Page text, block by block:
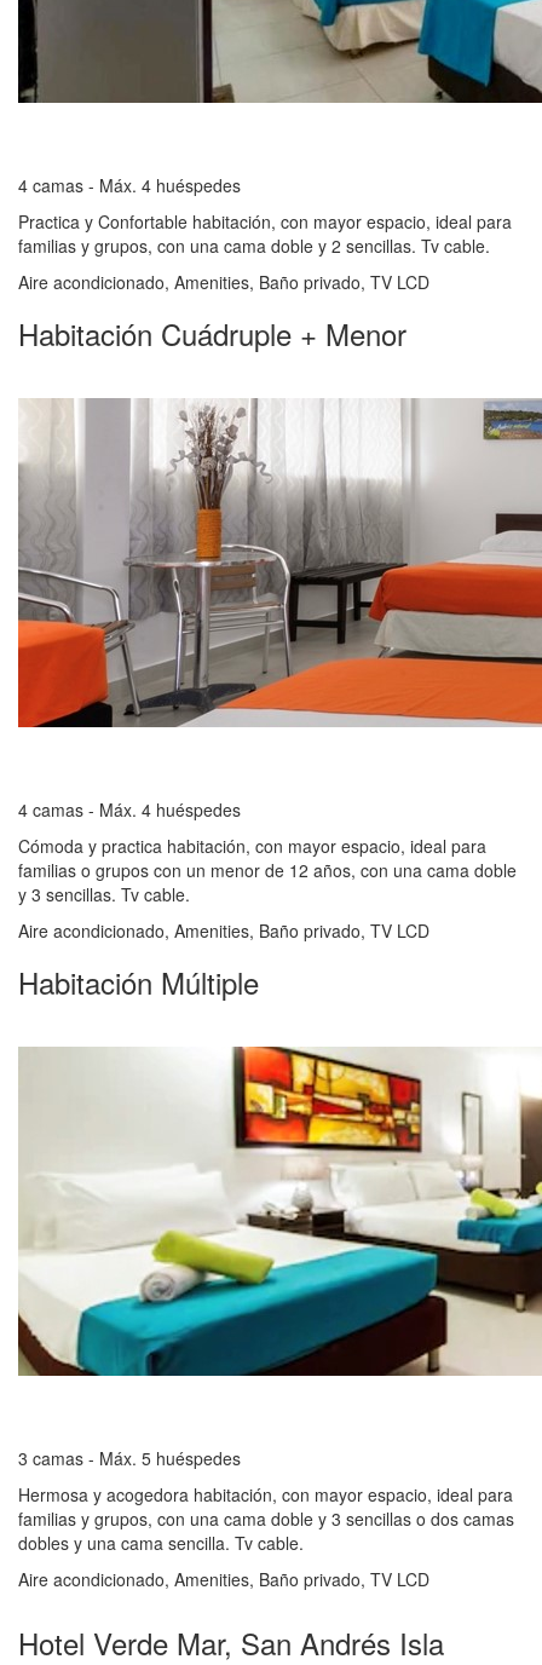
4 camas - Máx. 4 huéspedes
Practica y Confortable habitación, con mayor espacio, ideal para
familias y grupos, con una cama doble y 2 sencillas. Tv cable.
Aire acondicionado, Amenities, Baño privado, TV LCD
Habitación Cuádruple + Menor
4 camas - Máx. 4 huéspedes
Cómoda y practica habitación, con mayor espacio, ideal para
familias o grupos con un menor de 12 años, con una cama doble
y 3 sencillas. Tv cable.
Aire acondicionado, Amenities, Baño privado, TV LCD
Habitación Múltiple
3 camas - Máx. 5 huéspedes
Hermosa y acogedora habitación, con mayor espacio, ideal para
familias y grupos, con una cama doble y 3 sencillas o dos camas
dobles y una cama sencilla. Tv cable.
Aire acondicionado, Amenities, Baño privado, TV LCD
Hotel Verde Mar, San Andrés Isla